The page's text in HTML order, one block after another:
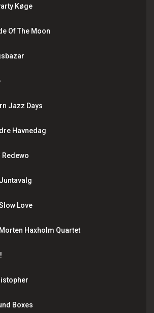
Køge
Of The Moon
Jazz Days
Havnedag
Redewo
Love
Haxholm Quartet
Christopher
Boxes